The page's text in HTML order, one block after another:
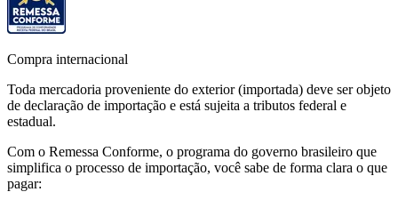
Compra internacional
Toda mercadoria proveniente do exterior (importada) deve ser objeto
de declaração de importação e está sujeita a tributos federal e
estadual.
Com o Remessa Conforme, o programa do governo brasileiro que
simplifica o processo de importação, você sabe de forma clara o que
pagar: